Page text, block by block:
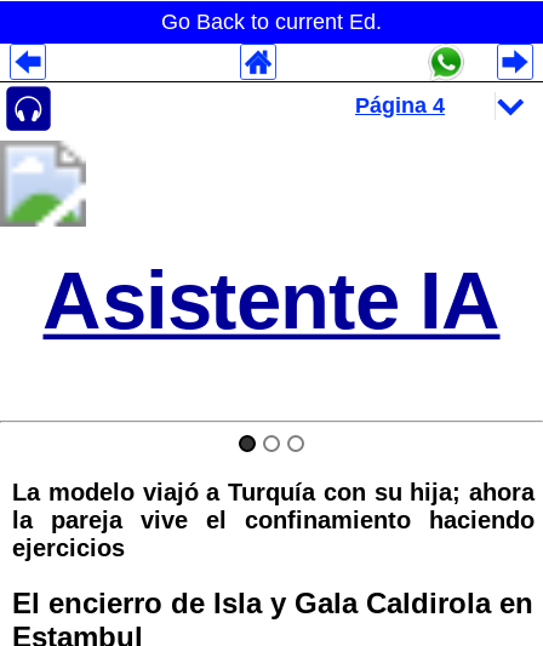
Go Back to current Ed.
Asistente IA
La modelo viajó a Turquía con su hija; ahora
la pareja vive el confinamiento haciendo
ejercicios
El encierro de Isla y Gala Caldirola en
Estambul
Despliegues Analytics
Despliegues Totales
Despliegues por Rubros